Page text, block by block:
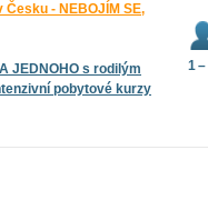
Česku - NEBOJÍM SE,
JEDNOHO s rodilým
pobytové kurzy
1